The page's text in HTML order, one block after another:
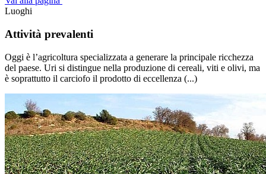
Luoghi
Attività prevalenti
Oggi è l’agricoltura specializzata a generare la principale ricchezza
del paese. Uri si distingue nella produzione di cereali, viti e olivi, ma
è soprattutto il carciofo il prodotto di eccellenza (...)